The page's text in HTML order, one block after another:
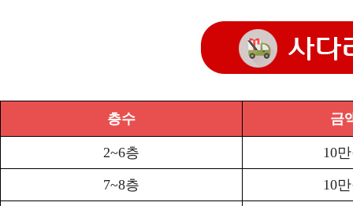
층수 금
2~6층 10
7~8층 10